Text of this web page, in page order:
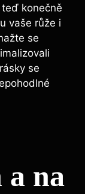
konečně
vaše růže i
se
se
a na